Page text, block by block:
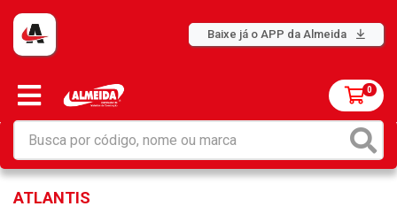
Baixe já o APP da Almeida
0
ATLANTIS